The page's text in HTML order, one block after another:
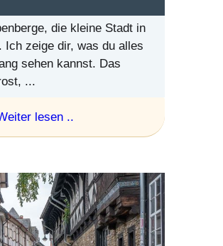
die kleine Stadt in
Ich zeige dir, was du alles
sehen kannst. Das
...
lesen ..